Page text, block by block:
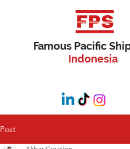
Famous Pacific
Indonesia
Post